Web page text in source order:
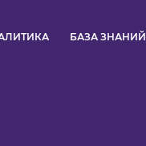
БАЗА ЗНАНИЙ